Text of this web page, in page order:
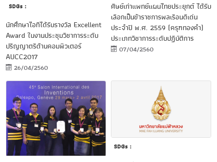
SDGs :
นักศึกษาไอทีได้รับรางวัล Excellent
Award ในงานประชุมวิชาการระดับ
ปริญญาตรีด้านคอมพิวเตอร์
AUCC2017
26/04/2560
ศิษย์เก่าแพทย์แผนไทยประยุกต์ ได้รับ
เลือกเป็นข้าราชการพลเรือนดีเด่น
ประจำปี พ.ศ. 2559 (ครุฑทองคำ)
ประเภทวิชาการระดับปฏิบัติการ
07/04/2560
SDGs :